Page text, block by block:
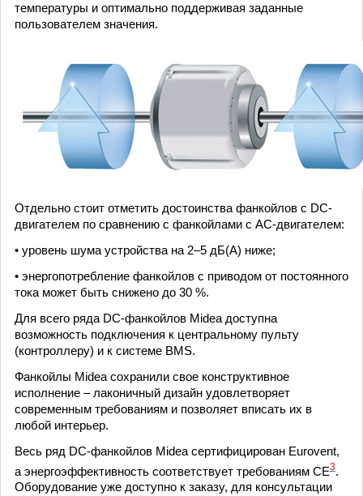
температуры и оптимально поддерживая заданные
пользователем значения.
Отдельно стоит отметить достоинства фанкойлов с DC-
двигателем по сравнению с фанкойлами с АC-двигателем:
• уровень шума устройства на 2–5 дБ(А) ниже;
• энергопотребление фанкойлов с приводом от постоянного
тока может быть снижено до 30 %.
Для всего ряда DC-фанкойлов Midea доступна
возможность подключения к центральному пульту
(контроллеру) и к системе BMS.
Фанкойлы Midea сохранили свое конструктивное
исполнение – лаконичный дизайн удовлетворяет
современным требованиям и позволяет вписать их в
любой интерьер.
Весь ряд DC-фанкойлов Midea сертифицирован Eurovent,
а энергоэффективность соответствует требованиям CE3.
Оборудование уже доступно к заказу, для консультации